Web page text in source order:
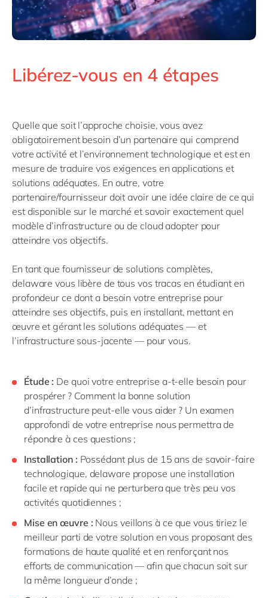
Libérez-vous en 4 étapes
Quelle que soit l’approche choisie, vous avez
obligatoirement besoin d’un partenaire qui comprend
votre activité et l’environnement technologique et est en
mesure de traduire vos exigences en applications et
solutions adéquates. En outre, votre
partenaire/fournisseur doit avoir une idée claire de ce qui
est disponible sur le marché et savoir exactement quel
modèle d’infrastructure ou de cloud adopter pour
atteindre vos objectifs.
En tant que fournisseur de solutions complètes,
delaware vous libère de tous vos tracas en étudiant en
profondeur ce dont a besoin votre entreprise pour
atteindre ses objectifs, puis en installant, mettant en
œuvre et gérant les solutions adéquates — et
l’infrastructure sous-jacente — pour vous.
Étude : De quoi votre entreprise a-t-elle besoin pour
prospérer ? Comment la bonne solution
d’infrastructure peut-elle vous aider ? Un examen
approfondi de votre entreprise nous permettra de
répondre à ces questions ;
Installation : Possédant plus de 15 ans de savoir-faire
technologique, delaware propose une installation
facile et rapide qui ne perturbera que très peu vos
activités quotidiennes ;
Mise en œuvre : Nous veillons à ce que vous tiriez le
meilleur parti de votre solution en vous proposant des
formations de haute qualité et en renforçant nos
efforts de communication — afin que chacun soit sur
la même longueur d’onde ;